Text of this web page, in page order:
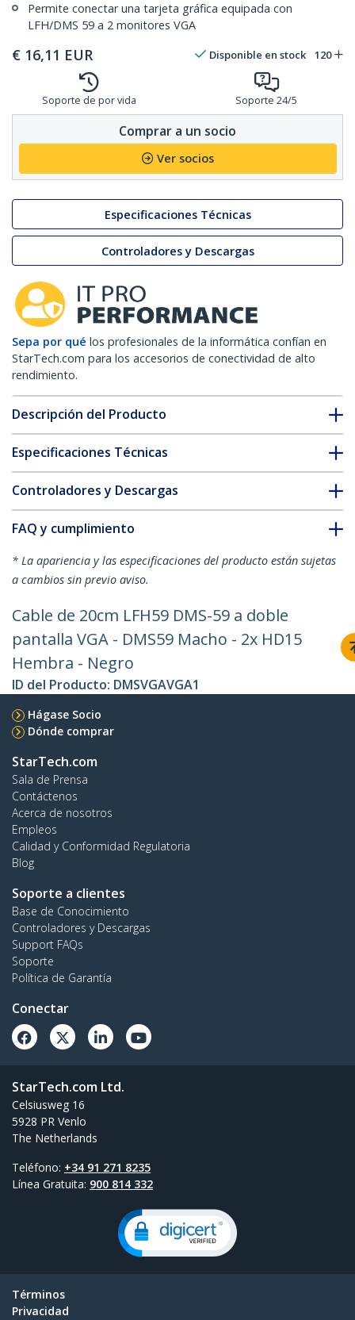
Permite conectar una tarjeta gráfica equipada con
LFH/DMS 59 a 2 monitores VGA
€ 16,11 EUR Disponible en stock 120
Soporte de por vida Soporte 24/5
Comprar a un socio
Ver socios
Especificaciones Técnicas
Controladores y Descargas
Sepa por qué los profesionales de la informática confían en
StarTech.com para los accesorios de conectividad de alto
rendimiento.
Descripción del Producto
Especificaciones Técnicas
Controladores y Descargas
FAQ y cumplimiento
* La apariencia y las especificaciones del producto están sujetas
a cambios sin previo aviso.
Cable de 20cm LFH59 DMS-59 a doble
pantalla VGA - DMS59 Macho - 2x HD15
Hembra - Negro
ID del Producto: DMSVGAVGA1
Hágase Socio
Dónde comprar
StarTech.com
Sala de Prensa
Contáctenos
Acerca de nosotros
Empleos
Calidad y Conformidad Regulatoria
Blog
Soporte a clientes
Base de Conocimiento
Controladores y Descargas
Support FAQs
Soporte
Política de Garantía
Conectar
StarTech.com Ltd.
Celsiusweg 16
5928 PR Venlo
The Netherlands
Teléfono: +34 91 271 8235
Línea Gratuita: 900 814 332
Términos
Privacidad